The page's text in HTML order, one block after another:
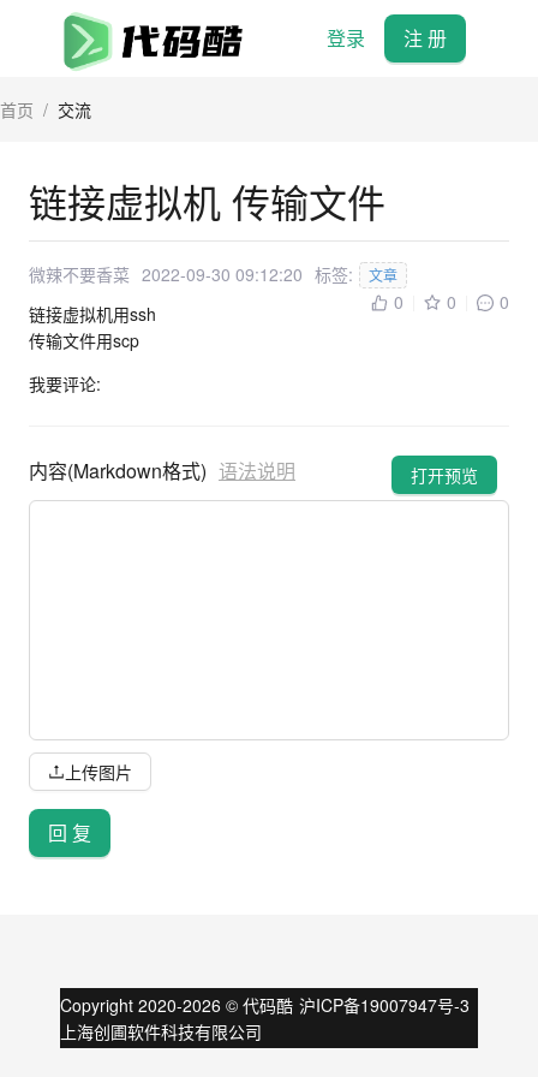
登录 注 册
首页 / 交流
链接虚拟机 传输文件
微辣不要香菜 2022-09-30 09:12:20 标签: 文章
0 0 0
链接虚拟机用ssh
传输文件用scp
我要评论:
内容(Markdown格式) 语法说明 打开预览
上传图片
回 复
Copyright 2020-2026 © 代码酷 沪ICP备19007947号-3
上海创圃软件科技有限公司